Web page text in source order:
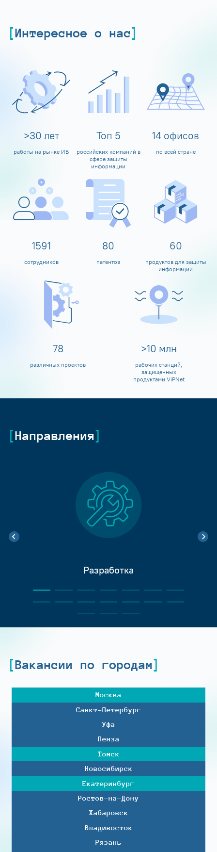
Интересное о нас
>30 лет
работы на рынке ИБ
Топ 5
российских компаний в
сфере защиты
информации
14 офисов
по всей стране
1600
сотрудников
80
патентов
60
продуктов для защиты
информации
80
различных проектов
>10 млн
рабочих станций,
защищенных
продуктами ViPNet
Направления
Разработка
Вакансии по городам
Москва
Санкт-Петербург
Уфа
Пенза
Томск
Новосибирск
Екатеринбург
Ростов-на-Дону
Хабаровск
Владивосток
Рязань